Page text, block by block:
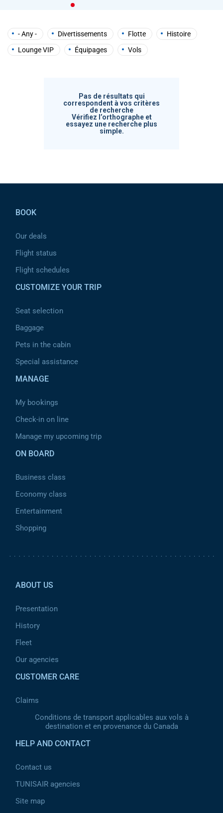
and
interact
with
the
content.
- Any - Divertissements Flotte
Histoire
Lounge VIP
Équipages Vols
Pas de résultats qui
correspondent à vos critères
de recherche
Vérifiez l’orthographe et
essayez une recherche plus
simple.
BOOK
Our deals
Flight status
Flight schedules
CUSTOMIZE YOUR TRIP
Seat selection
Baggage
Pets in the cabin
Special assistance
MANAGE
My bookings
Check-in on line
Manage my upcoming trip
ON BOARD
Business class
Economy class
Entertainment
Shopping
ABOUT US
Presentation
History
Fleet
Our agencies
CUSTOMER CARE
Claims
Conditions de transport applicables aux vols à
destination et en provenance du Canada
HELP AND CONTACT
Contact us
TUNISAIR agencies
Site map